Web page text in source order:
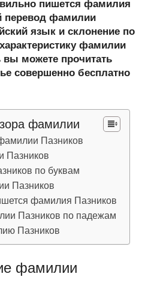
пишется фамилия
перевод фамилии
язык и склонение по
фамилии
вы можете прочитать
совершенно бесплатно
фамилии
Пазников
Пазников
по буквам
Пазников
фамилия Пазников
Пазников по падежам
Пазников
фамилии